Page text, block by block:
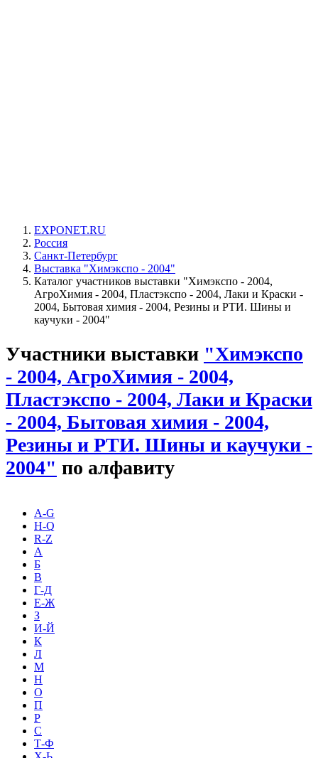
EXPONET.RU
Россия
Санкт-Петербург
Выставка "Химэкспо - 2004"
Каталог участников выставки "Химэкспо - 2004,
АгроХимия - 2004, Пластэкспо - 2004, Лаки и Краски -
2004, Бытовая химия - 2004, Резины и РТИ. Шины и
каучуки - 2004"
Участники выставки "Химэкспо
- 2004, АгроХимия - 2004,
Пластэкспо - 2004, Лаки и Краски
- 2004, Бытовая химия - 2004,
Резины и РТИ. Шины и каучуки -
2004" по алфавиту
A-G
H-Q
R-Z
А
Б
В
Г-Д
Е-Ж
З
И-Й
К
Л
М
Н
О
П
Р
С
Т-Ф